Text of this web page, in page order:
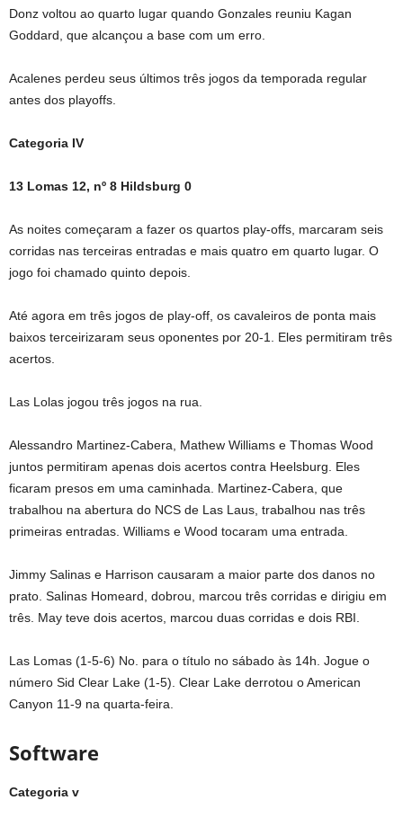
Donz voltou ao quarto lugar quando Gonzales reuniu Kagan
Goddard, que alcançou a base com um erro.
Acalenes perdeu seus últimos três jogos da temporada regular
antes dos playoffs.
Categoria IV
13 Lomas 12, nº 8 Hildsburg 0
As noites começaram a fazer os quartos play-offs, marcaram seis
corridas nas terceiras entradas e mais quatro em quarto lugar. O
jogo foi chamado quinto depois.
Até agora em três jogos de play-off, os cavaleiros de ponta mais
baixos terceirizaram seus oponentes por 20-1. Eles permitiram três
acertos.
Las Lolas jogou três jogos na rua.
Alessandro Martinez-Cabera, Mathew Williams e Thomas Wood
juntos permitiram apenas dois acertos contra Heelsburg. Eles
ficaram presos em uma caminhada. Martinez-Cabera, que
trabalhou na abertura do NCS de Las Laus, trabalhou nas três
primeiras entradas. Williams e Wood tocaram uma entrada.
Jimmy Salinas e Harrison causaram a maior parte dos danos no
prato. Salinas Homeard, dobrou, marcou três corridas e dirigiu em
três. May teve dois acertos, marcou duas corridas e dois RBI.
Las Lomas (1-5-6) No. para o título no sábado às 14h. Jogue o
número Sid Clear Lake (1-5). Clear Lake derrotou o American
Canyon 11-9 na quarta-feira.
Software
Categoria v